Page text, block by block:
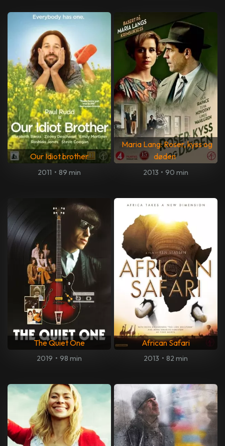
Our Idiot brother
2011 • 89 min
Maria Lang: Roser, kyss og
døden
2013 • 90 min
The Quiet One
2019 • 98 min
African Safari
2013 • 82 min